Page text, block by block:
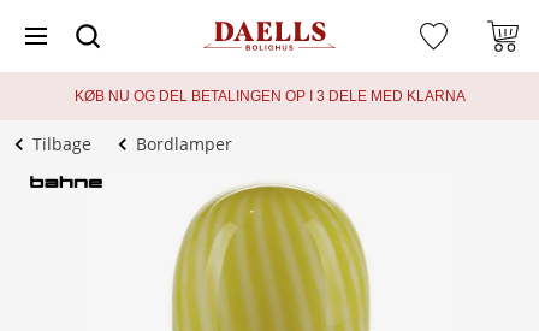
KØB NU OG DEL BETALINGEN OP I 3 DELE MED KLARNA
Tilbage Bordlamper